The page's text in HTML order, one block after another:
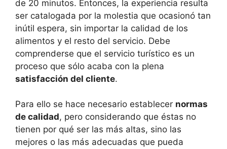
de 20 minutos. Entonces, la experiencia resulta
ser catalogada por la molestia que ocasionó tan
inútil espera, sin importar la calidad de los
alimentos y el resto del servicio. Debe
comprenderse que el servicio turístico es un
proceso que sólo acaba con la plena
satisfacción del cliente.
Para ello se hace necesario establecer normas
de calidad, pero considerando que éstas no
tienen por qué ser las más altas, sino las
mejores o las más adecuadas que pueda